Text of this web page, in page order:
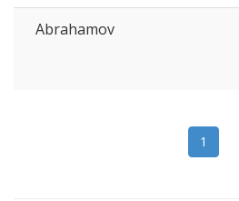
Abrahamov
1